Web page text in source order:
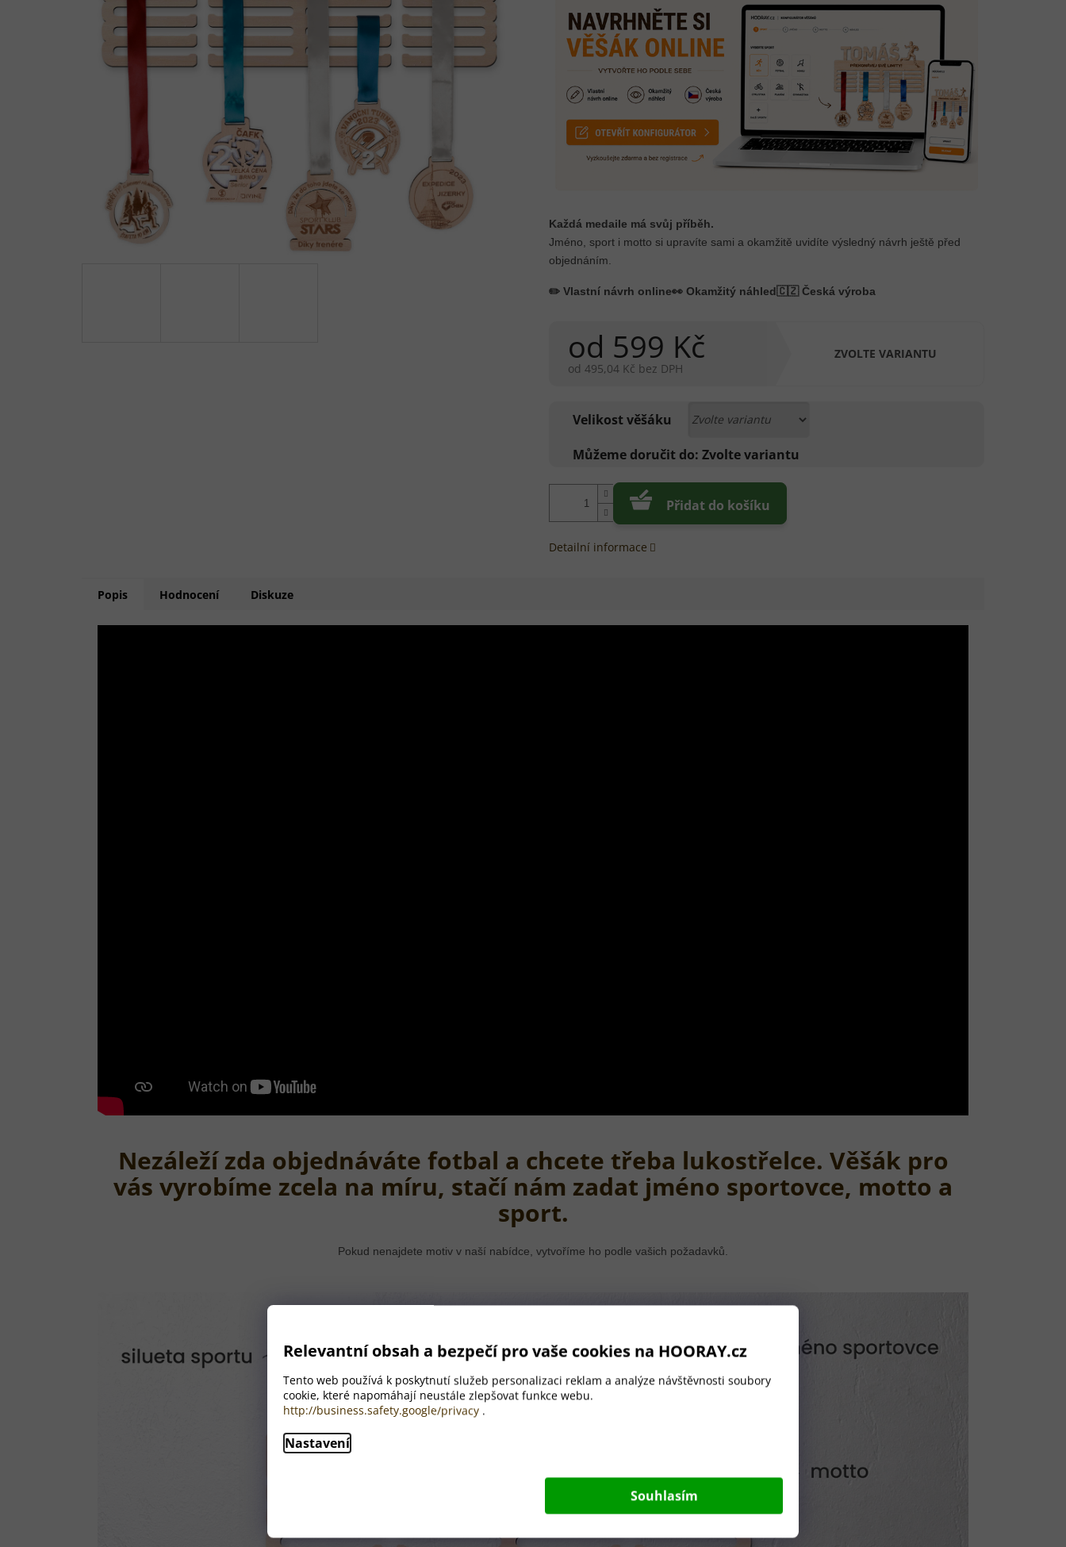
Relevantní obsah a bezpečí pro vaše cookies na HOORAY.cz
Tento web používá k poskytnutí služeb personalizaci reklam a analýze návštěvnosti soubory
cookie, které napomáhají neustále zlepšovat funkce webu.
http://business.safety.google/privacy .
Nastavení
Souhlasím
od 599 Kč
od 495,04 Kč bez DPH
ZVOLTE VARIANTU
Velikost věšáku
Můžeme doručit do: Zvolte variantu
Přidat do košíku
Každá medaile má svůj příběh.
Jméno, sport i motto si upravíte sami a okamžitě uvidíte výsledný návrh ještě před
objednáním.
✏️ Vlastní návrh online👀 Okamžitý náhled 🇨🇿 Česká výroba
Detailní informace
Popis Hodnocení Diskuze
Nezáleží zda objednáváte fotbal a chcete třeba lukostřelce. Věšák pro
vás vyrobíme zcela na míru, stačí nám zadat jméno sportovce, motto a
sport.
Pokud nenajdete motiv v naší nabídce, vytvoříme ho podle vašich požadavků.